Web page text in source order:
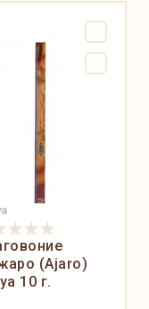
(Ajaro)
10 г.